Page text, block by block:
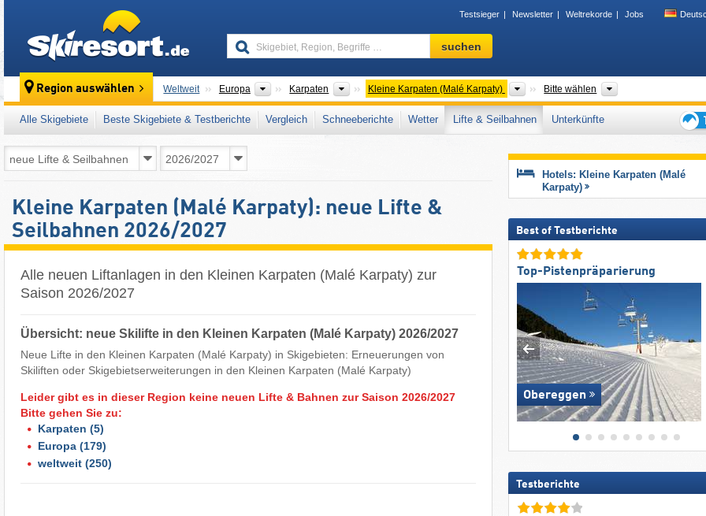
Testsieger Newsletter Weltrekorde Jobs
Skigebiet,
Region,
…
suchen
Region auswählen Weltweit Europa Kontinente
Karpaten Gebirgszüge
Kleine Karpaten (Malé Karpaty) Gebirgszüge
Bitte wählen
Alle Skigebiete Beste Skigebiete & Testberichte Vergleich Schneeberichte Wetter Lifte & Seilbahnen
Unterkünfte
für
den
Kleine Karpaten (Malé Karpaty): neue Lifte &
Seilbahnen 2026/2027
Alle neuen Liftanlagen in den Kleinen Karpaten (Malé Karpaty) zur
Saison 2026/2027
Übersicht: neue Skilifte in den Kleinen Karpaten (Malé Karpaty) 2026/2027
Neue Lifte in den Kleinen Karpaten (Malé Karpaty) in Skigebieten: Erneuerungen von
Skiliften oder Skigebietserweiterungen in den Kleinen Karpaten (Malé Karpaty)
Leider gibt es in dieser Region keine neuen Lifte & Bahnen zur Saison 2026/2027
Bitte gehen Sie zu:
Karpaten (5)
Europa (179)
weltweit (250)
Hotels: Kleine Karpaten (Malé
Karpaty)
Best of Testberichte
Top-Pistenpräparierung
Obereggen
Testberichte